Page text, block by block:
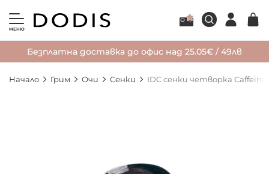
МЕНЮ
Безплатна доставка до офис над 25.05€ / 49лв
Начало Грим Очи Сенки IDC сенки четворка Caffeine